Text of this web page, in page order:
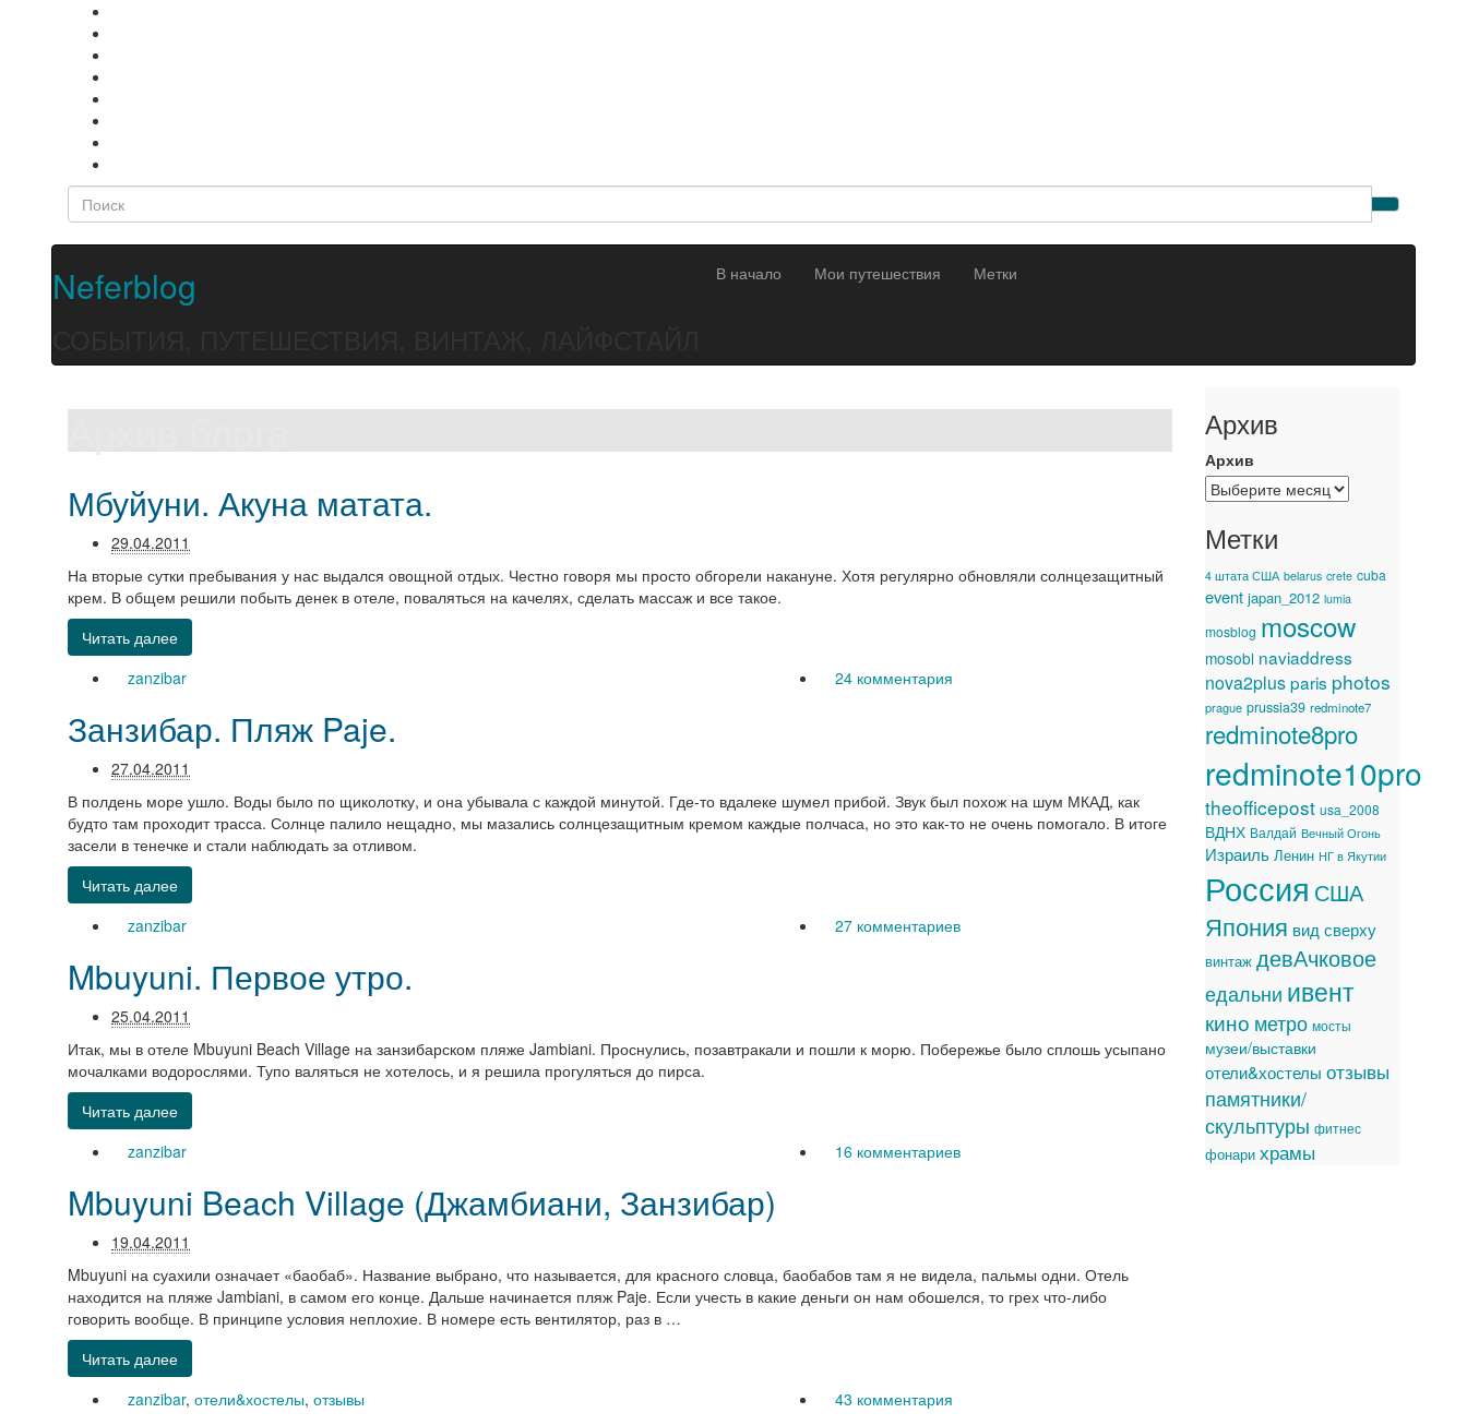
Neferblog В начало Мои путешествия Метки
Мбуйуни. Акуна матата.
29.04.2011
На вторые сутки пребывания у нас выдался овощной отдых. Честно говоря мы просто обгорели накануне. Хотя регулярно обновляли солнцезащитный
крем. В общем решили побыть денек в отеле, поваляться на качелях, сделать массаж и все такое.
Читать далее
zanzibar
24 комментария
Занзибар. Пляж Paje.
27.04.2011
В полдень море ушло. Воды было по щиколотку, и она убывала с каждой минутой. Где-то вдалеке шумел прибой. Звук был похож на шум МКАД, как
будто там проходит трасса. Солнце палило нещадно, мы мазались солнцезащитным кремом каждые полчаса, но это как-то не очень помогало. В итоге
засели в тенечке и стали наблюдать за отливом.
Читать далее
zanzibar
27 комментариев
Mbuyuni. Первое утро.
25.04.2011
Итак, мы в отеле Mbuyuni Beach Village на занзибарском пляже Jambiani. Проснулись, позавтракали и пошли к морю. Побережье было сплошь усыпано
мочалками водорослями. Тупо валяться не хотелось, и я решила прогуляться до пирса.
Читать далее
zanzibar
16 комментариев
Mbuyuni Beach Village (Джамбиани, Занзибар)
19.04.2011
Mbuyuni на суахили означает «баобаб». Название выбрано, что называется, для красного словца, баобабов там я не видела, пальмы одни. Отель
находится на пляже Jambiani, в самом его конце. Дальше начинается пляж Paje. Если учесть в какие деньги он нам обошелся, то грех что-либо
говорить вообще. В принципе условия неплохие. В номере есть вентилятор, раз в …
Читать далее
zanzibar, отели&хостелы, отзывы 43 комментария
Архив
Архив
Метки
4 штата США belarus crete cuba
event japan_2012 lumia
mosblog moscow
mosobl naviaddress
nova2plusparis photos
prague prussia39 redminote7
redminote8pro
redminote10pro
theofficepost usa_2008
ВДНХ Валдай Вечный Огонь
Израиль Ленин НГ в Якутии
Россия США
Япония вид сверху
винтаж девАчковое
едальни ивент
кино метро мосты
музеи/выставки
отели&хостелы отзывы
памятники/
скульптуры фитнес
фонари храмы